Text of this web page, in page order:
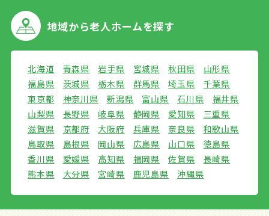
地域から老人ホームを探す
北海道 青森県 岩手県 宮城県 秋田県
山形県
福島県
茨城県 栃木県 群馬県 埼玉県
千葉県
東京都
神奈川県 新潟県 富山県 石川県
福井県
山梨県
長野県 岐阜県 静岡県 愛知県
三重県
滋賀県
京都府 大阪府 兵庫県 奈良県
和歌山県
鳥取県
島根県 岡山県 広島県 山口県
徳島県
香川県
愛媛県 高知県 福岡県 佐賀県
長崎県
熊本県
大分県 宮崎県 鹿児島県 沖縄県